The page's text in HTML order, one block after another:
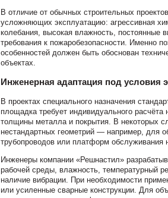
В отличие от обычных строительных
усложняющих эксплуатацию: агрессивная
колебания, высокая влажность, постоянные
требования к пожаробезопасности. Именно
особенностей должен быть обоснован
объектах.
Инженерная адаптация под условия
В проектах специального назначения
площадка требует индивидуального расчёта
толщины металла и покрытия. В некоторых
нестандартных геометрий — например, для
трубопроводов или платформ обслуживания
Инженеры компании «Решнастил»
рабочей среды, влажность, температурный
наличие вибрации. При необходимости
или усиленные сварные конструкции. Для